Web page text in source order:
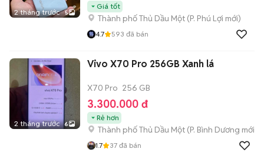
2 tháng trước 5
Giá tốt
Thành phố Thủ Dầu Một (P. Phú Lợi mới)
4.7 593 đã bán
2 tháng trước 6
Vivo X70 Pro 256GB Xanh lá
X70 Pro 256 GB
3.300.000 đ
Rẻ hơn
Thành phố Thủ Dầu Một (P. Bình Dương mới)
1.7 37 đã bán